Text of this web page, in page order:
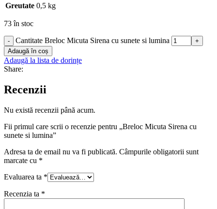
Greutate 0,5 kg
73 în stoc
- Cantitate Breloc Micuta Sirena cu sunete si lumina
+
Adaugă în coș
Adaugă la lista de dorințe
Share:
Recenzii
Nu există recenzii până acum.
Fii primul care scrii o recenzie pentru „Breloc Micuta Sirena cu
sunete si lumina”
Adresa ta de email nu va fi publicată. Câmpurile obligatorii sunt
marcate cu *
Evaluarea ta *
Recenzia ta *